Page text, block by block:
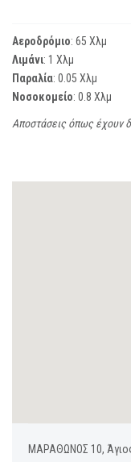
Αεροδρόμιο: 65 Χλμ
Λιμάνι: 1 Χλμ
Παραλία: 0.05 Χλμ
Νοσοκομείο: 0.8 Χλμ
Αποστάσεις όπως έχουν
ΜΑΡΑΘΩΝΟΣ 10,